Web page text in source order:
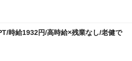
時給1932円/高時給×残業なし/老健で